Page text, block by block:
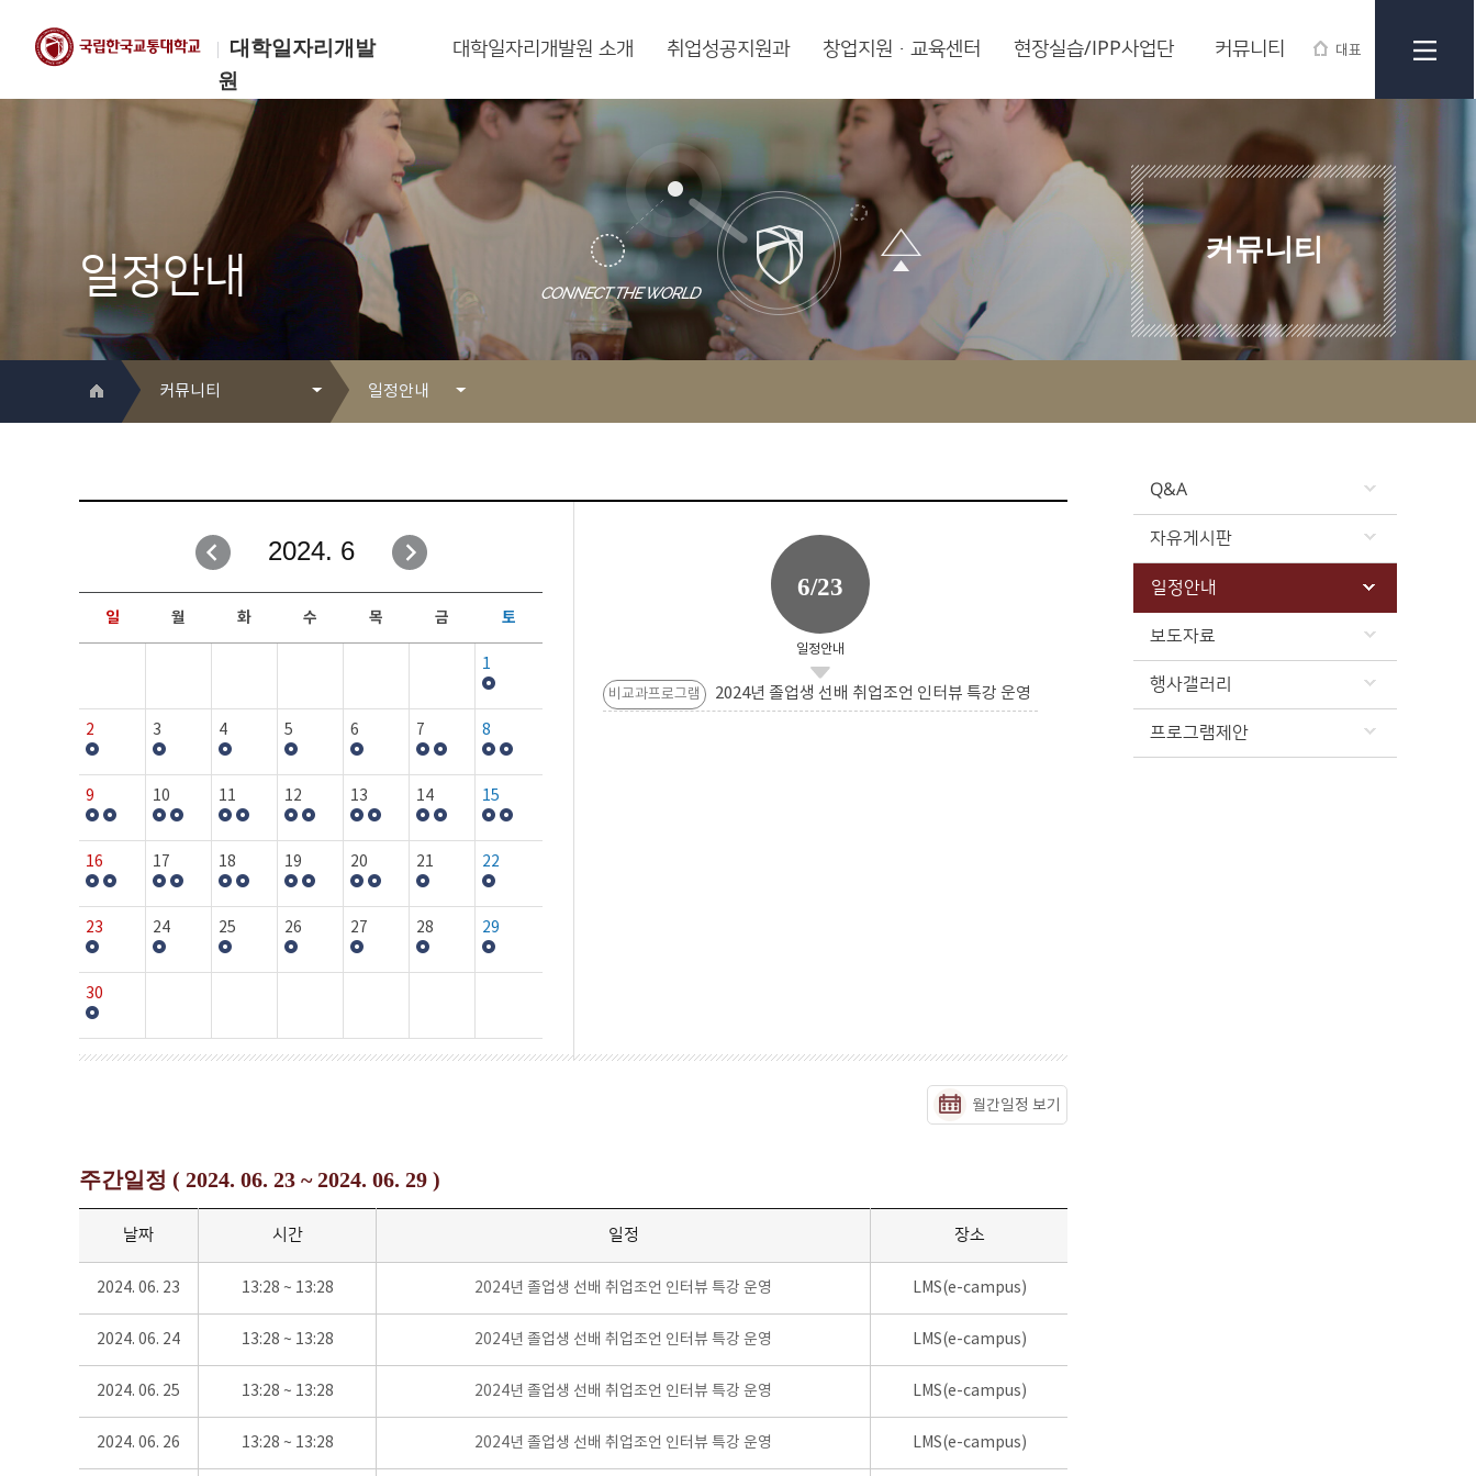
대학일자리개발
원
대표
한국교통대학교
대학일자리개발원
대학일자리개발원 소개 취업성공지원과 창업지원·교육센터 현장실습/IPP사업단 커뮤니티
일정안내
커뮤니티
커뮤니티
취업성공지원과
창업지원·교육센터
현장실습/IPP사업단
커뮤니티
일정안내
자유게시판
일정안내
보도자료
행사갤러리
Q&A
자유게시판
일정안내
보도자료
행사갤러리
프로그램제안
2024. 6
일 월 화 수 목 금 토
1
2 3 4 5 6 7 8
9 10 11 12 13 14 15
16 17 18 19 20 21 22
23 24 25 26 27 28 29
30
6/23
일정안내
비교과프로그램 2024년 졸업생 선배 취업조언 인터뷰 특강 운영
월간일정 보기
주간일정 ( 2024. 06. 23 ~ 2024. 06. 29 )
날짜 시간 일정 장소
2024. 06. 23 13:28 ~ 13:28 2024년 졸업생 선배 취업조언 인터뷰 특강 운영 LMS(e-campus)
2024. 06. 24 13:28 ~ 13:28 2024년 졸업생 선배 취업조언 인터뷰 특강 운영 LMS(e-campus)
2024. 06. 25 13:28 ~ 13:28 2024년 졸업생 선배 취업조언 인터뷰 특강 운영 LMS(e-campus)
2024. 06. 26 13:28 ~ 13:28 2024년 졸업생 선배 취업조언 인터뷰 특강 운영 LMS(e-campus)